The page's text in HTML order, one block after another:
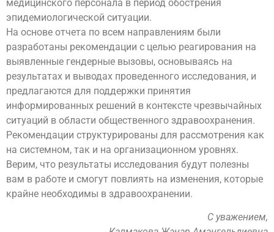
медицинского персонала в период обострения
эпидемиологической ситуации.
На основе отчета по всем направлениям были
разработаны рекомендации с целью реагирования на
выявленные гендерные вызовы, основываясь на
результатах и выводах проведенного исследования, и
предлагаются для поддержки принятия
информированных решений в контексте чрезвычайных
ситуаций в области общественного здравоохранения.
Рекомендации структурированы для рассмотрения как
на системном, так и на организационном уровнях.
Верим, что результаты исследования будут полезны
вам в работе и смогут повлиять на изменения, которые
крайне необходимы в здравоохранении.
С уважением,